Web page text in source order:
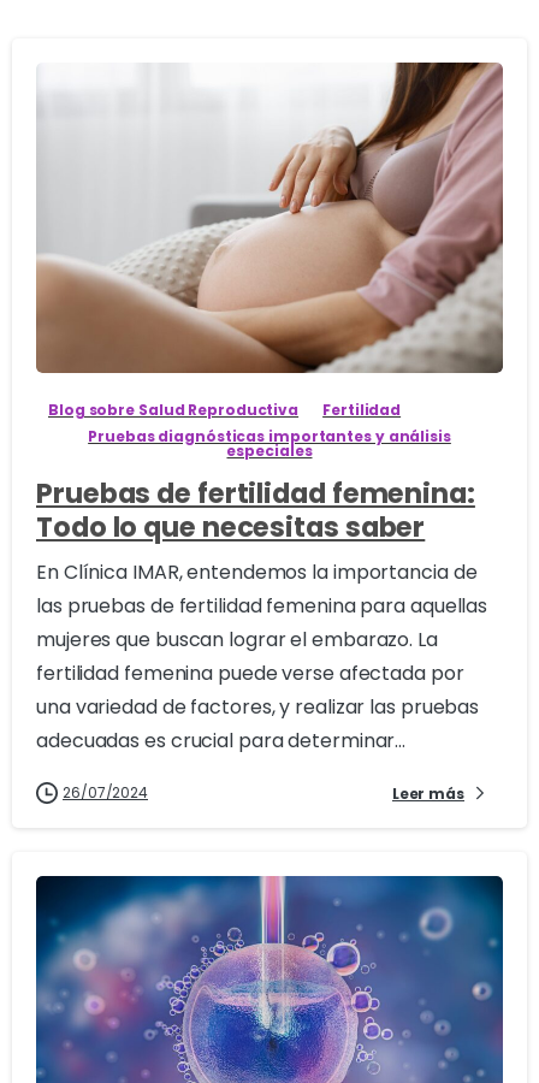
Blog sobre Salud Reproductiva
Fertilidad
Pruebas diagnósticas importantes y análisis
especiales
Pruebas de fertilidad femenina:
Todo lo que necesitas saber
En Clínica IMAR, entendemos la importancia de
las pruebas de fertilidad femenina para aquellas
mujeres que buscan lograr el embarazo. La
fertilidad femenina puede verse afectada por
una variedad de factores, y realizar las pruebas
adecuadas es crucial para determinar...
26/07/2024 Leer más